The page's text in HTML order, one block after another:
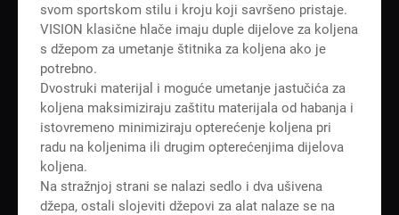
svom sportskom stilu i kroju koji savršeno pristaje.
VISION klasične hlače imaju duple dijelove za koljena
s džepom za umetanje štitnika za koljena ako je
potrebno.
Dvostruki materijal i moguće umetanje jastučića za
koljena maksimiziraju zaštitu materijala od habanja i
istovremeno minimiziraju opterećenje koljena pri
radu na koljenima ili drugim opterećenjima dijelova
koljena.
Na stražnjoj strani se nalazi sedlo i dva ušivena
džepa, ostali slojeviti džepovi za alat nalaze se na